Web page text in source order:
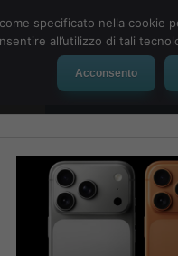
Social Network
specificato nella
all’utilizzo di tali
Acconsento